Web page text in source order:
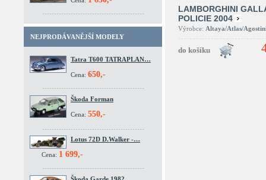
NEJPRODÁVANĚJŠÍ MODELY
Tatra T600 TATRAPLAN…
Cena: 650,-
Škoda Forman
Cena: 550,-
Lotus 72D D.Walker -…
Cena: 1 699,-
LAMBORGHINI
POLICIE 2004
Výrobce: Altaya/Atlas/